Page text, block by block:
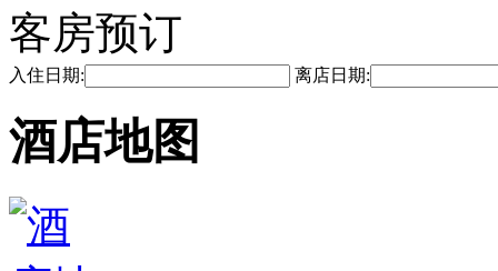
客房预订
入住日期: 离店日期:
酒店地图